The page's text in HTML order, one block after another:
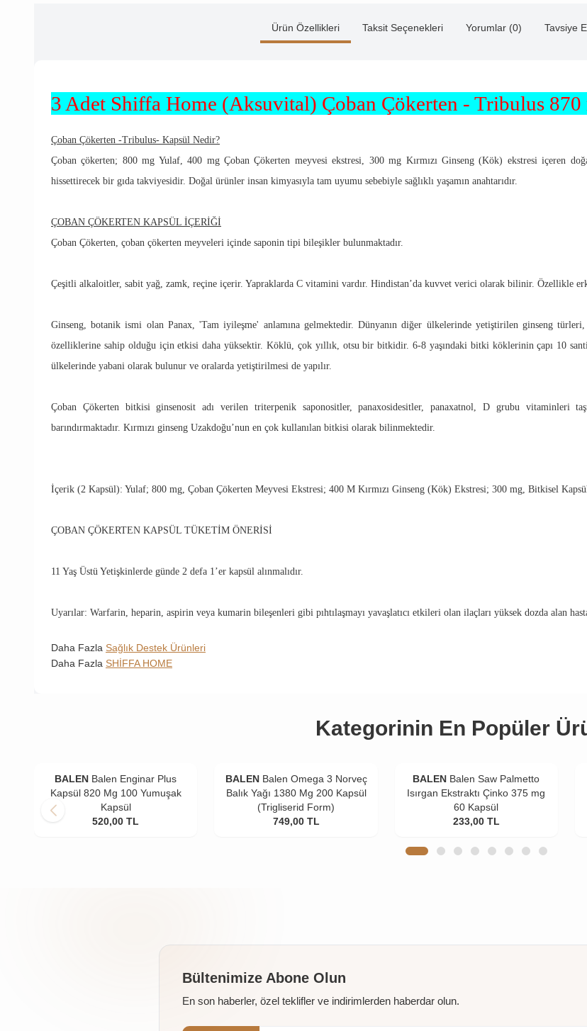
Ürün Özellikleri Taksit Seçenekleri Yorumlar (0) Tavsiye
3 Adet Shiffa Home (Aksuvital) Çoban Çökerten - Tribulus 870
Çoban Çökerten -Tribulus- Kapsül Nedir?
Çoban çökerten; 800 mg Yulaf, 400 mg Çoban Çökerten meyvesi ekstresi, 300 mg Kırmızı Ginseng (Kök) ekstresi içeren
hissettirecek bir gıda takviyesidir. Doğal ürünler insan kimyasıyla tam uyumu sebebiyle sağlıklı yaşamın anahtarıdır.
ÇOBAN ÇÖKERTEN KAPSÜL İÇERİĞİ
Çoban Çökerten, çoban çökerten meyveleri içinde saponin tipi bileşikler bulunmaktadır.
Çeşitli alkaloitler, sabit yağ, zamk, reçine içerir. Yapraklarda C vitamini vardır. Hindistan’da kuvvet verici olarak bilinir. Özellikle
Ginseng, botanik ismi olan Panax, 'Tam iyileşme' anlamına gelmektedir. Dünyanın diğer ülkelerinde yetiştirilen ginseng
özelliklerine sahip olduğu için etkisi daha yüksektir. Köklü, çok yıllık, otsu bir bitkidir. 6-8 yaşındaki bitki köklerinin çapı 10
ülkelerinde yabani olarak bulunur ve oralarda yetiştirilmesi de yapılır.
Çoban Çökerten bitkisi ginsenosit adı verilen triterpenik saponositler, panaxosidesitler, panaxatnol, D grubu vitaminleri
barındırmaktadır. Kırmızı ginseng Uzakdoğu’nun en çok kullanılan bitkisi olarak bilinmektedir.
İçerik (2 Kapsül): Yulaf; 800 mg, Çoban Çökerten Meyvesi Ekstresi; 400 M Kırmızı Ginseng (Kök) Ekstresi; 300 mg, Bitkisel
ÇOBAN ÇÖKERTEN KAPSÜL TÜKETİM ÖNERİSİ
11 Yaş Üstü Yetişkinlerde günde 2 defa 1’er kapsül alınmalıdır.
Uyarılar: Warfarin, heparin, aspirin veya kumarin bileşenleri gibi pıhtılaşmayı yavaşlatıcı etkileri olan ilaçları yüksek dozda alan
Daha Fazla Sağlık Destek Ürünleri
Daha Fazla SHİFFA HOME
Kategorinin En Popüler
BALEN Balen Enginar Plus
Kapsül 820 Mg 100 Yumuşak
Kapsül
520,00 TL
BALEN Balen Omega 3 Norveç
Balık Yağı 1380 Mg 200 Kapsül
(Trigliserid Form)
749,00 TL
BALEN Balen Saw Palmetto
Isırgan Ekstraktı Çinko 375 mg
60 Kapsül
233,00 TL
Bültenimize Abone Olun
En son haberler, özel teklifler ve indirimlerden haberdar olun.